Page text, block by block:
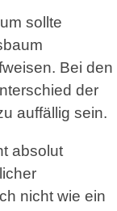
sollte
Bei den
der
auffällig sein.
absolut
nicht wie ein